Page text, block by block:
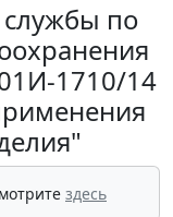
по
1710/14
здесь